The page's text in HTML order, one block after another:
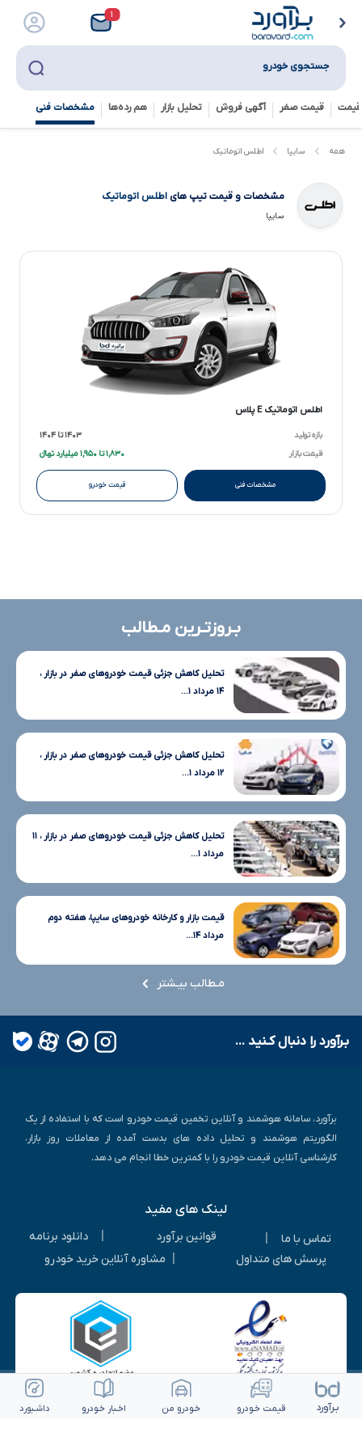
۱
جستجوی خودرو
قیمت صفر آگهی فروش تحلیل بازار هم رده‌ها‌ مشخصات فنی
همه سایپا اطلس اتوماتیک
مشخصات و قیمت تیپ هایاطلس اتوماتیک
سایپا
اطلس اتوماتیک E پلاس
بازه تولید
۱۴۰۳ تا ۱۴۰۴
قیمت بازار
۱,۸۳۰ تا ۱,۹۵۰ میلیارد تومانءءء
مشخصات فنی قیمت خودرو
بـروزتـرین مـطالب
تحلیل کاهش جزئی قیمت خودروهای صفر در بازار ،
۱۴ مرداد ۱...
تحلیل کاهش جزئی قیمت خودروهای صفر در بازار ،
۱۲ مرداد ۱...
تحلیل کاهش جزئی قیمت خودروهای صفر در بازار ، ۱۱
مرداد ۱...
قیمت بازار و کارخانه خودروهای سایپا، هفته دوم
مرداد ۱۴...
مـطالب بیـشتر
بـرآورد را دنبال کـنید ...
برآورد، سامانه هوشمند و آنلاین تخمین قیمت خودرو است که با استفاده از یک
الگوریتم هوشمند و تحلیل داده های بدست آمده از معاملات روز بازار،
کارشناسی آنلاین قیمت خودرو را با کمترین خطا انجام می دهد.
لینک های مفید
تماس با ما قوانین برآورد
دانلود برنامه
پرسش های متداول
مشاوره آنلاین خرید خودرو
بـرآورد قیمت خـودرو خـودرو من اخـبار خـودرو داشـبورد